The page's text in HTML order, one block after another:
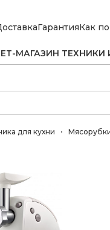
ГарантияКак
МАГАЗИН ТЕХНИКИ
для кухни